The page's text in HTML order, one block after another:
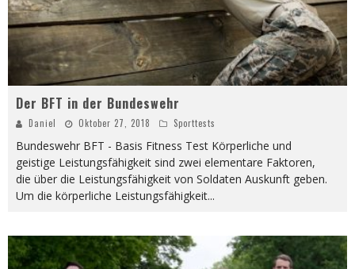
Der BFT in der Bundeswehr
Daniel Oktober 27, 2018 Sporttests
Bundeswehr BFT - Basis Fitness Test Körperliche und
geistige Leistungsfähigkeit sind zwei elementare Faktoren,
die über die Leistungsfähigkeit von Soldaten Auskunft geben.
Um die körperliche Leistungsfähigkeit...